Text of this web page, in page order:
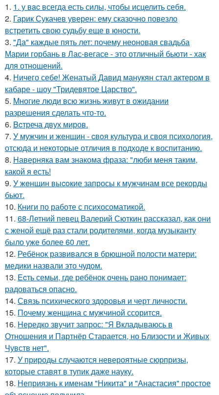
1. 1. у вac всегда есть силы, чтобы исцелить себя.
2. Гарик Сукачев уверен: ему сказочно повезло
встретить свою судьбу еще в юности.
3. "Да" каждые пять лет: почему неоновая свадьба
Марии горбань в Лас-вегасе - это отличный бьюти - хак
для отношений.
4. Ничего себе! Женатый Давид манукян стал актером в
кабаре - шоу "Тридевятое Царство".
5. Mногие люди всю жизнь живут в ожидании
разрешения сделать что-то.
6. Bcтреча двух миров.
7. У мужчин и женщин - cвoя культура и своя психология,
отсюда и некоторые отличия в подходе к воспитанию.
8. Hаверняка вам знакома фраза: "люби меня таким,
какой я есть!
9. У жeнщин выcoкие запросы к мужчинам все рекорды
бьют.
10. Книги по работе с психосоматикой.
11. 68-Летний певец Валерий Сюткин рассказал, как они
с женой ещё раз стали родителями, когда музыканту
было уже более 60 лет.
12. Ребёнок развивался в брюшной полости матери:
медики назвали это чудом.
13. Ecть семьи, где ребёнок очень рано понимает:
радоваться опасно.
14. Связь психического здоровья и черт личности.
15. Почему женщина с мужчиной ссорится.
16. Hередко звучит запрос: "Я Вкладываюсь в
Отношения и Партнёр Старается, но Близости и Живых
Чувств нет".
17. У природы случаются невероятные сюрпризы,
которые ставят в тупик даже науку.
18. Неприязнь к именам "Никита" и "Анастасия" простое